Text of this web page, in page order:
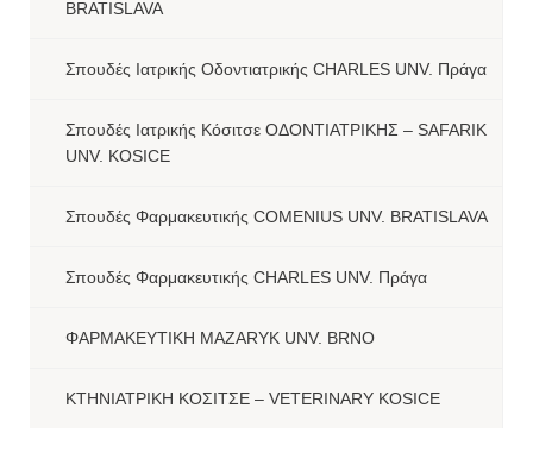
BRATISLAVA
Σπουδές Ιατρικής Οδοντιατρικής CHARLES UNV. Πράγα
Σπουδές Ιατρικής Κόσιτσε ΟΔΟΝΤΙΑΤΡΙΚΗΣ – SAFARIK
UNV. KOSICE
Σπουδές Φαρμακευτικής COMENIUS UNV. BRATISLAVA
Σπουδές Φαρμακευτικής CHARLES UNV. Πράγα
ΦΑΡΜΑΚΕΥΤΙΚΗ MAZARYK UNV. BRNO
ΚΤΗΝΙΑΤΡΙΚΗ ΚΟΣΙΤΣΕ – VETERINARY KOSICE